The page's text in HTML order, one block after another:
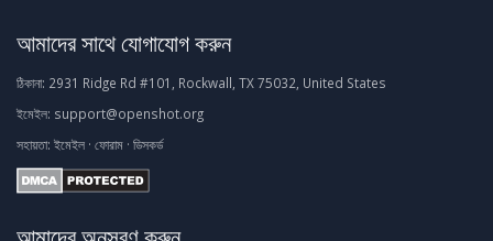
আমাদের সাথে যোগাযোগ করুন
ঠিকানা: 2931 Ridge Rd #101, Rockwall, TX 75032, United States
ইমেইল: support@openshot.org
সহায়তা: ইমেইল · ফোরাম · ডিসকর্ড